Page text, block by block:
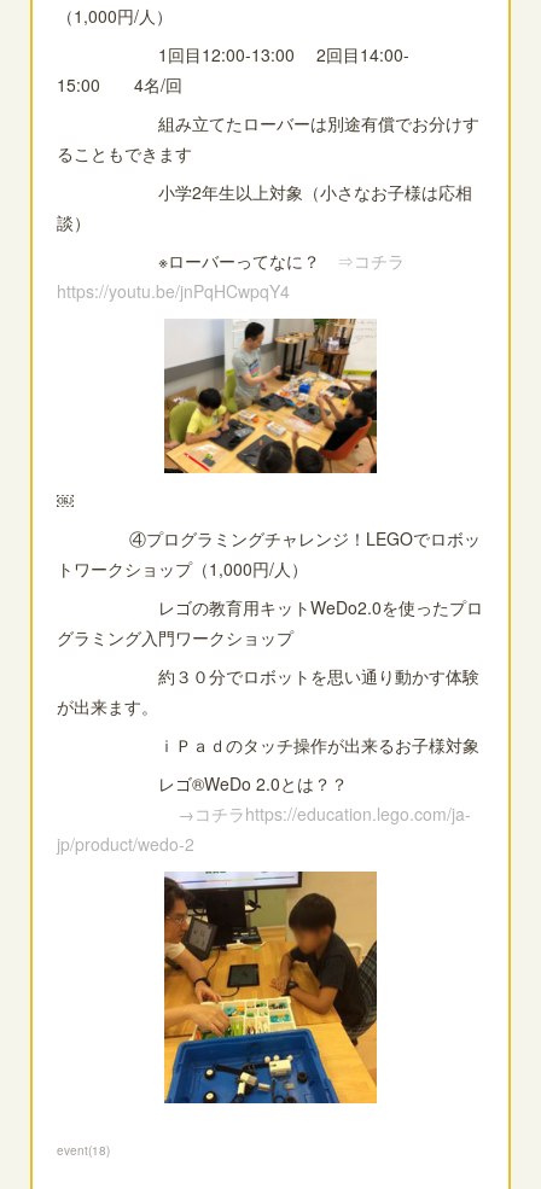
（1,000円/人）
1回目12:00-13:00 2回目14:00-
15:00 4名/回
組み立てたローバーは別途有償でお分けす
ることもできます
小学2年生以上対象（小さなお子様は応相
談）
※ローバーってなに？ ⇒コチラ
https://youtu.be/jnPqHCwpqY4
￼
④プログラミングチャレンジ！LEGOでロボッ
トワークショップ（1,000円/人）
レゴの教育用キットWeDo2.0を使ったプロ
グラミング入門ワークショップ
約３０分でロボットを思い通り動かす体験
が出来ます。
ｉＰａｄのタッチ操作が出来るお子様対象
レゴ®WeDo 2.0とは？？
→コチラhttps://education.lego.com/ja-
jp/product/wedo-2
event(18)